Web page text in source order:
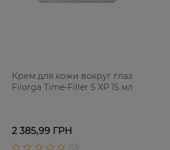
Крем для кожи вокруг глаз
Filorga Time-Filler 5 XP 15 мл
2 385,99 ГРН